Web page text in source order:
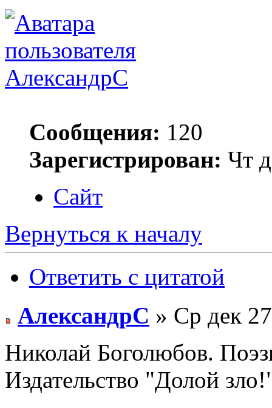
АлександрС
Сообщения: 120
Зарегистрирован: Чт
Сайт
Вернуться к началу
Ответить с цитатой
АлександрС » Ср дек
Николай Боголюбов.
Издательство "Долой